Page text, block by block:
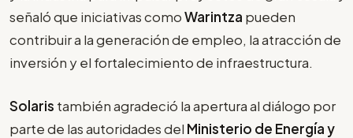
señaló que iniciativas comoWarintza pueden
contribuir a la generación de empleo, la atracción de
inversión y el fortalecimiento de infraestructura.
Solaris también agradeció la apertura al diálogo por
parte de las autoridades del Ministerio de Energía y